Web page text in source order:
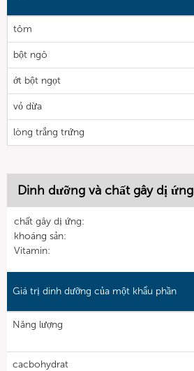
tôm
bột ngô
ớt bột ngọt
vỏ dừa
lòng trắng trứng
Dinh dưỡng và chất gây dị ứng
chất gây dị ứng:
khoáng sản:
Vitamin:
Giá trị dinh dưỡng của một khẩu phần
Năng lượng
cacbohydrat